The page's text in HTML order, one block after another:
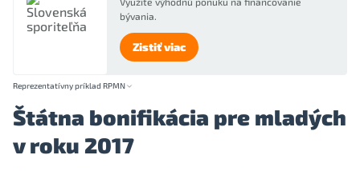
bývania.
Zistiť viac
Reprezentatívny príklad RPMN
Štátna bonifikácia pre mladých
v roku 2017